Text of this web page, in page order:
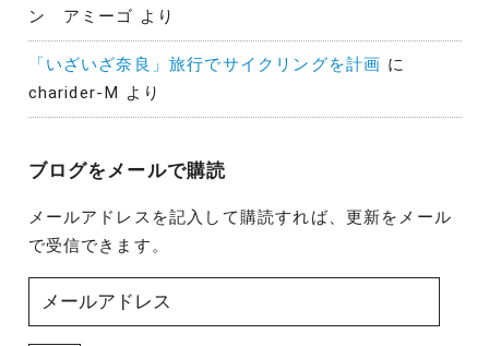
ン アミーゴ より
「いざいざ奈良」旅行でサイクリングを計画 に
charider-M
より
ブログをメールで購読
メールアドレスを記入して購読すれば、更新をメール
で受信できます。